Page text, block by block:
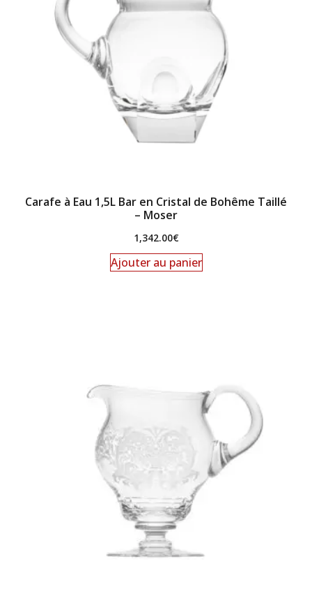
Carafe à Eau 1,5L Bar en Cristal de Bohême Taillé
– Moser
1,342.00€
Ajouter au panier